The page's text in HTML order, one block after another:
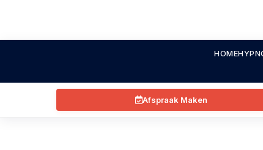
HOME
Afspraak Maken